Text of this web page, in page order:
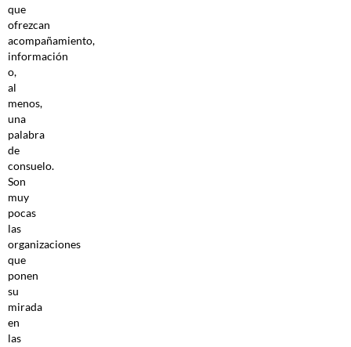
que
ofrezcan
acompañamiento,
información
o,
al
menos,
una
palabra
de
consuelo.
Son
muy
pocas
las
organizaciones
que
ponen
su
mirada
en
las